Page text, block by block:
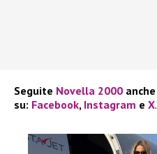
Seguite Novella 2000 anche
su: Facebook, Instagram e X.